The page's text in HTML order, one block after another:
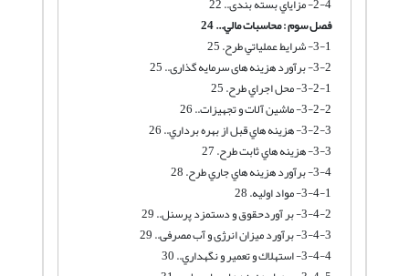
فصل سوم : محاسبات مالي... 24
3-1- شرايط عملياتي طرح. 25
3-2- برآورد هزینه های سرمایه گذاری.. 25
3-2-1- محل اجراي طرح. 25
3-2-2- ماشین آلات و تجهیزات.. 26
3-2-3- هزينه هاي قبل از بهره برداري.. 26
3-3- هزينه هاي ثابت طرح. 27
3-4- برآورد هزينه هاي جاري طرح. 28
3-4-1- مواد اوليه. 28
3-4-2- بر آوردحقوق و دستمزد پرسنل.. 29
3-4-3- برآورد میزان انرژی و آب مصرفی.. 29
3-4-4- استهلاك و تعمير و نگهداري.. 30